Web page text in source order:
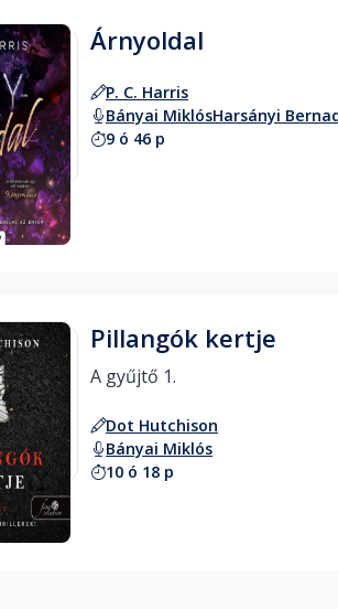
bele
Árnyoldal
P. C. Harris
Bányai MiklósHarsányi
9 ó 46 p
bele
Pillangók kertje
Dot Hutchison
Bányai Miklós
10 ó 18 p